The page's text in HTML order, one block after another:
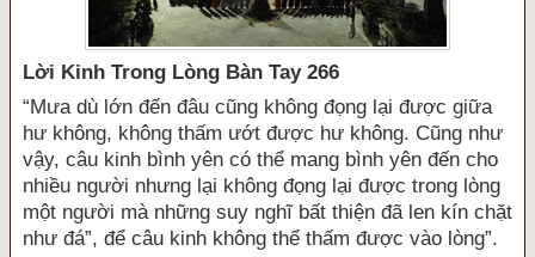
Lời Kinh Trong Lòng Bàn Tay 266
“Mưa dù lớn đến đâu cũng không đọng lại được giữa
hư không, không thấm ướt được hư không. Cũng như
vậy, câu kinh bình yên có thể mang bình yên đến cho
nhiều người nhưng lại không đọng lại được trong lòng
một người mà những suy nghĩ bất thiện đã len kín chặt
như đá”, để câu kinh không thể thấm được vào lòng”.